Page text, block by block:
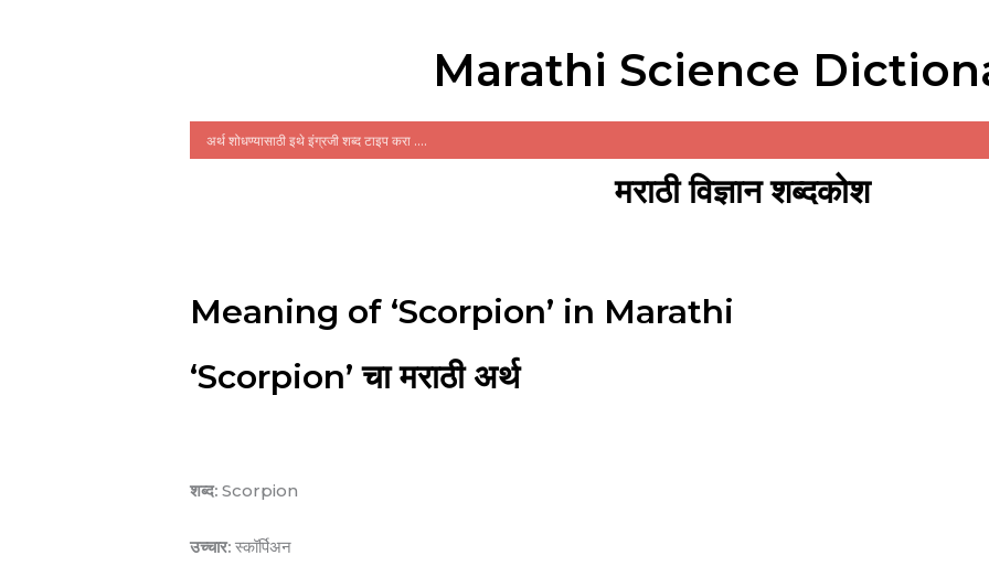
Marathi Science
मराठी विज्ञान शब्दकोश
Meaning of ‘Scorpion’ in Marathi
‘Scorpion’ चा मराठी अर्थ
शब्द: Scorpion
उच्चार: स्कॉर्पिअन